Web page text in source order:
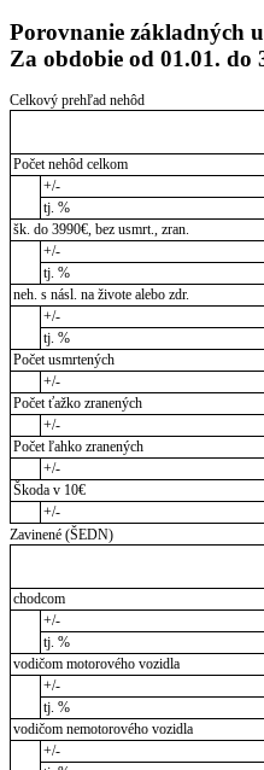
Porovnanie základných
Za obdobie od 01.01.
Celkový prehľad nehôd
Počet nehôd celkom
+/-
tj. %
šk. do 3990€, bez usmrt., zran.
+/-
tj. %
neh. s násl. na živote alebo zdr.
+/-
tj. %
Počet usmrtených
+/-
Počet ťažko zranených
+/-
Počet ľahko zranených
+/-
Škoda v 10€
+/-
Zavinené (ŠEDN)
chodcom
+/-
tj. %
vodičom motorového vozidla
+/-
tj. %
vodičom nemotorového vozidla
+/-